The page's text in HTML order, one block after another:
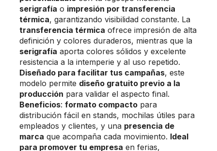
serigrafía o impresión por transferencia
térmica, garantizando visibilidad constante. La
transferencia térmica ofrece impresión de alta
definición y colores duraderos, mientras que la
serigrafía aporta colores sólidos y excelente
resistencia a la intemperie y al uso repetido.
Diseñado para facilitar tus campañas, este
modelo permite diseño gratuito previo a la
producción para validar el aspecto final.
Beneficios: formato compacto para
distribución fácil en stands, mochilas útiles para
empleados y clientes, y una presencia de
marca que acompaña cada movimiento. Ideal
para promover tu empresa en ferias,